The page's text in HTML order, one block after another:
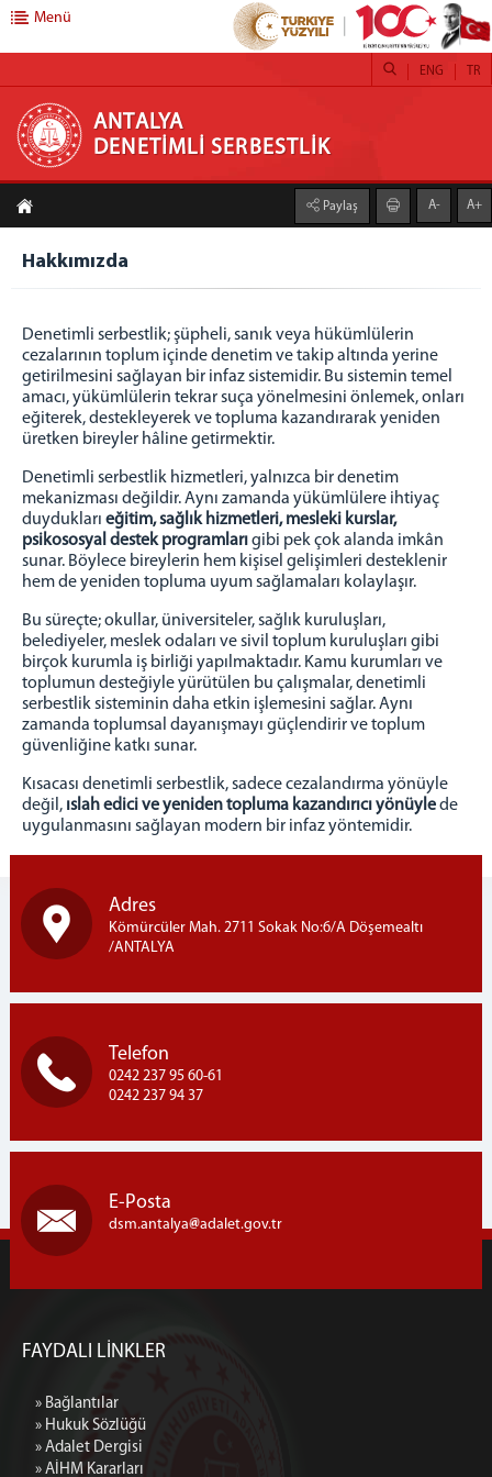
ANTALYA DENETİMLİ SERBESTLİK
DENETİMLİ SERBESTLİK
FAALİYETLERİMİZ
Adalet Ormanları
Kamu Yararına Çalışma
Koruma Kurulları
Bağımlılıkla Mücadele
Çocuk Hizmetleri
Elektronik İzleme
İyileştirme Çalıştırmaları
Manevi Rehberlik
PROJELER
Genel Bilgi
Tamamlanan Projeler
Güncel Projeler
GÖNÜLLÜ OL
Menü
ANTALYA
DENETİMLİ SERBESTLİK
TR
ENG
Paylaş A- A+
Hakkımızda
Denetimli serbestlik; şüpheli, sanık veya hükümlülerin
cezalarının toplum içinde denetim ve takip altında yerine
getirilmesini sağlayan bir infaz sistemidir. Bu sistemin temel
amacı, yükümlülerin tekrar suça yönelmesini önlemek, onları
eğiterek, destekleyerek ve topluma kazandırarak yeniden
üretken bireyler hâline getirmektir.
Denetimli serbestlik hizmetleri, yalnızca bir denetim
mekanizması değildir. Aynı zamanda yükümlülere ihtiyaç
duydukları eğitim, sağlık hizmetleri, mesleki kurslar,
psikososyal destek programlarıgibi pek çok alanda imkân
sunar. Böylece bireylerin hem kişisel gelişimleri desteklenir
hem de yeniden topluma uyum sağlamaları kolaylaşır.
Bu süreçte; okullar, üniversiteler, sağlık kuruluşları,
belediyeler, meslek odaları ve sivil toplum kuruluşları gibi
birçok kurumla iş birliği yapılmaktadır. Kamu kurumları ve
toplumun desteğiyle yürütülen bu çalışmalar, denetimli
serbestlik sisteminin daha etkin işlemesini sağlar. Aynı
zamanda toplumsal dayanışmayı güçlendirir ve toplum
güvenliğine katkı sunar.
Kısacası denetimli serbestlik, sadece cezalandırma yönüyle
değil, ıslah edici ve yeniden topluma kazandırıcı yönüylede
uygulanmasını sağlayan modern bir infaz yöntemidir.
Adres
Kömürcüler Mah. 2711 Sokak No:6/A Döşemealtı
/ANTALYA
Telefon
0242 237 95 60-61
0242 237 94 37
E-Posta
dsm.antalya adalet.gov.tr
FAYDALI LİNKLER
» Bağlantılar
» Hukuk Sözlüğü
» Adalet Dergisi
» AİHM Kararları